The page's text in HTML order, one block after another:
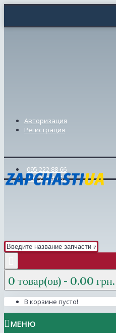
Авторизация
Регистрация
095 222 88 66
098 239 46 57
0 товар(ов) - 0.00 грн.
В корзине пусто!
МЕНЮ